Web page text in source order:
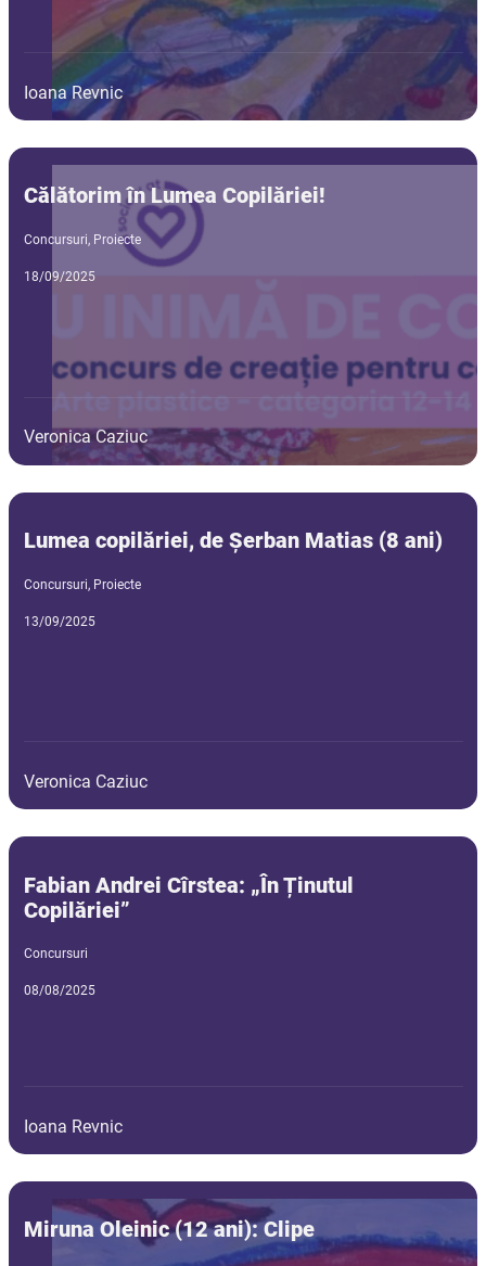
Ioana Revnic
Călătorim în Lumea Copilăriei!
Concursuri, Proiecte
18/09/2025
Veronica Caziuc
Lumea copilăriei, de Șerban Matias (8 ani)
Concursuri, Proiecte
13/09/2025
Veronica Caziuc
Fabian Andrei Cîrstea: „În Ținutul
Copilăriei”
Concursuri
08/08/2025
Ioana Revnic
Miruna Oleinic (12 ani): Clipe